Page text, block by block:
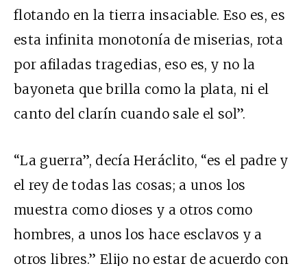
flotando en la tierra insaciable. Eso es, es
esta infinita monotonía de miserias, rota
por afiladas tragedias, eso es, y no la
bayoneta que brilla como la plata, ni el
canto del clarín cuando sale el sol”.
“La guerra”, decía Heráclito, “es el padre y
el rey de todas las cosas; a unos los
muestra como dioses y a otros como
hombres, a unos los hace esclavos y a
otros libres.” Elijo no estar de acuerdo con